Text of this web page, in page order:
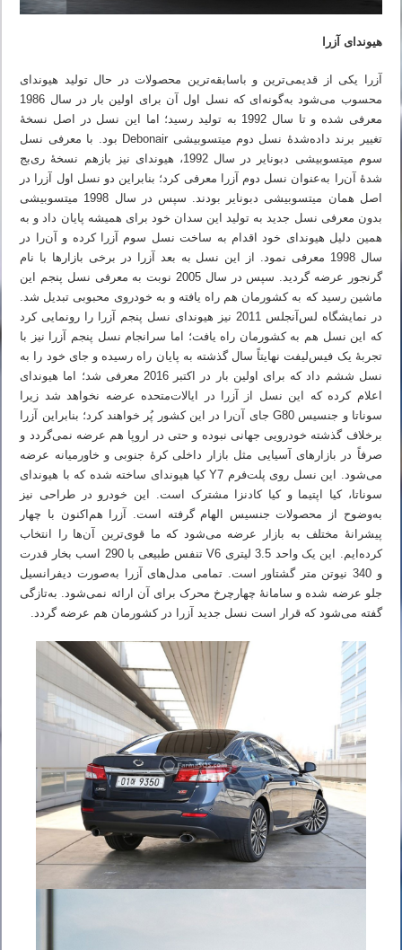
هیوندای آزرا
آزرا یکی از قدیمی‌ترین و باسابقه‌ترین محصولات در حال تولید هیوندای
محسوب می‌شود به‌گونه‌ای که نسل اول آن برای اولین بار در سال 1986
معرفی شده و تا سال 1992 به تولید رسید؛ اما این نسل در اصل نسخهٔ
تغییر برند داده‌شدهٔ نسل دوم میتسوبیشی Debonair بود. با معرفی نسل
سوم میتسوبیشی دبونایر در سال 1992، هیوندای نیز بازهم نسخهٔ ری‌بج
شدهٔ آن‌را به‌عنوان نسل دوم آزرا معرفی کرد؛ بنابراین دو نسل اول آزرا در
اصل همان میتسوبیشی دبونایر بودند. سپس در سال 1998 میتسوبیشی
بدون معرفی نسل جدید به تولید این سدان خود برای همیشه پایان داد و به
همین دلیل هیوندای خود اقدام به ساخت نسل سوم آزرا کرده و آن‌را در
سال 1998 معرفی نمود. از این نسل به بعد آزرا در برخی بازارها با نام
گرنجور عرضه گردید. سپس در سال 2005 نوبت به معرفی نسل پنجم این
ماشین رسید که به کشورمان هم راه یافته و به خودروی محبوبی تبدیل شد.
در نمایشگاه لس‌آنجلس 2011 نیز هیوندای نسل پنجم آزرا را رونمایی کرد
که این نسل هم به کشورمان راه یافت؛ اما سرانجام نسل پنجم آزرا نیز با
تجربهٔ یک فیس‌لیفت نهایتاً سال گذشته به پایان راه رسیده و جای خود را به
نسل ششم داد که برای اولین بار در اکتبر 2016 معرفی شد؛ اما هیوندای
اعلام کرده که این نسل از آزرا در ایالات‌متحده عرضه نخواهد شد زیرا
سوناتا و جنسیس G80 جای آن‌را در این کشور پُر خواهند کرد؛ بنابراین آزرا
برخلاف گذشته خودرویی جهانی نبوده و حتی در اروپا هم عرضه نمی‌گردد و
صرفاً در بازارهای آسیایی مثل بازار داخلی کرهٔ جنوبی و خاورمیانه عرضه
می‌شود. این نسل روی پلت‌فرم Y7 کیا هیوندای ساخته شده که با هیوندای
سوناتا، کیا اپتیما و کیا کادنزا مشترک است. این خودرو در طراحی نیز
به‌وضوح از محصولات جنسیس الهام گرفته است. آزرا هم‌اکنون با چهار
پیشرانهٔ مختلف به بازار عرضه می‌شود که ما قوی‌ترین آن‌ها را انتخاب
کرده‌ایم. این یک واحد 3.5 لیتری V6 تنفس طبیعی با 290 اسب بخار قدرت
و 340 نیوتن متر گشتاور است. تمامی مدل‌های آزرا به‌صورت دیفرانسیل
جلو عرضه شده و سامانهٔ چهارچرخ محرک برای آن ارائه نمی‌شود. به‌تازگی
گفته می‌شود که قرار است نسل جدید آزرا در کشورمان هم عرضه گردد.